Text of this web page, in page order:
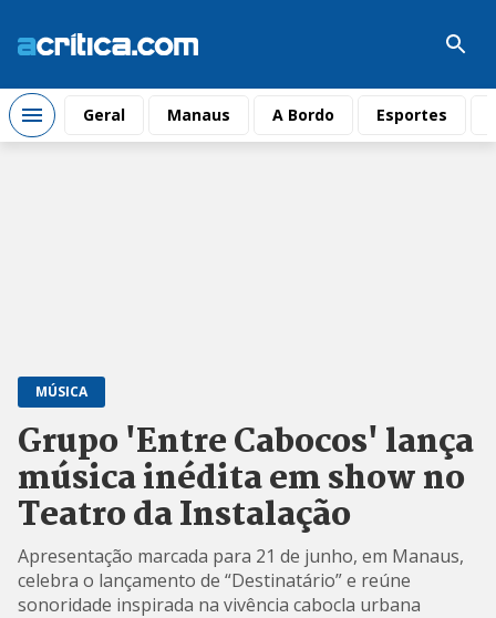
Geral Manaus A Bordo Esportes
MÚSICA
Grupo 'Entre Cabocos' lança
música inédita em show no
Teatro da Instalação
Apresentação marcada para 21 de junho, em Manaus,
celebra o lançamento de “Destinatário” e reúne
sonoridade inspirada na vivência cabocla urbana